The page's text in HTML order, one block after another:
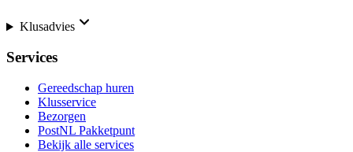
Klusadvies
Services
Gereedschap huren
Klusservice
Bezorgen
PostNL Pakketpunt
Bekijk alle services